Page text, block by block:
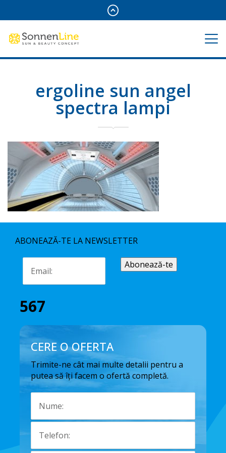
ergoline sun angel
spectra lampi
ABONEAZĂ-TE LA NEWSLETTER
567
CERE O OFERTA
Trimite-ne cât mai multe detalii pentru a
putea să îți facem o ofertă completă.